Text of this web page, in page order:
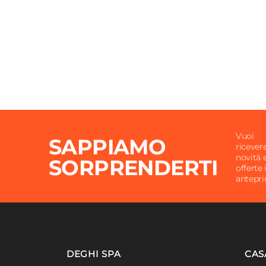
SAPPIAMO
SORPRENDERTI
Vuoi
novità
offerte
DEGHI SPA